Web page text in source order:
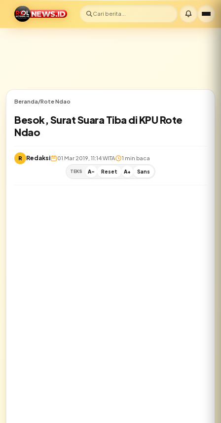
Cari berita...
Beranda/Rote Ndao
Besok, Surat Suara Tiba di KPU Rote
Ndao
R Redaksi 01 Mar 2019, 11:14 WITA 1 min baca
TEKS A- Reset A+ Sans
✕